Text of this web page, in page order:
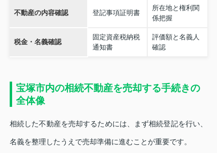
不動産の内容確認 登記事項証明書
所在地と権利関
係把握
税金・名義確認
固定資産税納税
通知書
評価額と名義人
確認
宝塚市内の相続不動産を売却する手続きの
全体像
相続した不動産を売却するためには、まず相続登記を行い、
名義を整理したうえで売却準備に進むことが重要です。